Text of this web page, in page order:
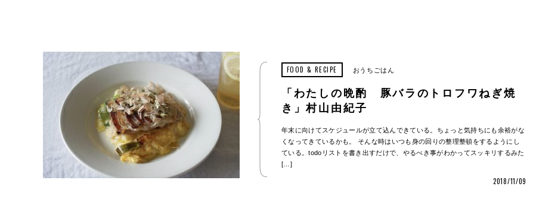
FOOD & RECIPE おうちごはん
「わたしの晩酌 豚バラのトロフワねぎ焼
き」村山由紀子
年末に向けてスケジュールが立て込んできている。ちょっと気持ちにも余裕がな
くなってきているかも。 そんな時はいつも身の回りの整理整頓をするようにし
ている。todoリストを書き出すだけで、やるべき事がわかってスッキリするみた
[…]
2018/11/09